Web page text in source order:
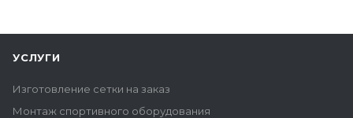
УСЛУГИ
Изготовление сетки на заказ
Монтаж спортивного оборудования